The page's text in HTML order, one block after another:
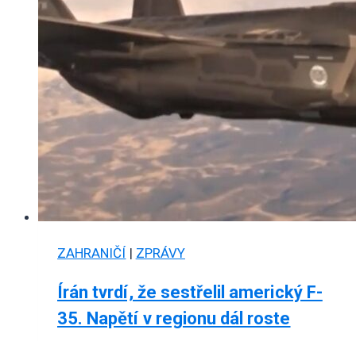
ZAHRANIČÍ | ZPRÁVY
Írán tvrdí, že sestřelil americký F-
35. Napětí v regionu dál roste